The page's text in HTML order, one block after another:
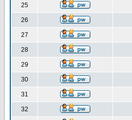
25
26
27
28
29
30
31
32